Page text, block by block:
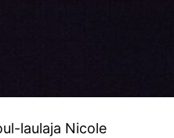
laulaja Nicole